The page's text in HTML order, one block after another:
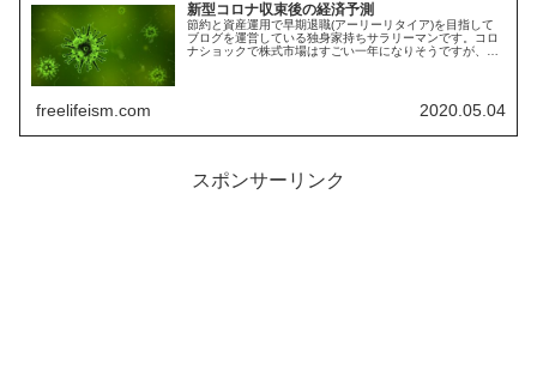
新型コロナ収束後の経済予測
節約と資産運用で早期退職(アーリーリタイア)を目指して
ブログを運営している独身家持ちサラリーマンです。コロ
ナショックで株式市場はすごい一年になりそうですが、リ
freelifeism.com 2020.05.04
スポンサーリンク